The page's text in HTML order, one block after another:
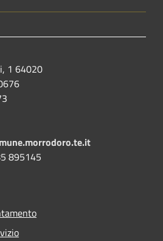
1 64020
895145